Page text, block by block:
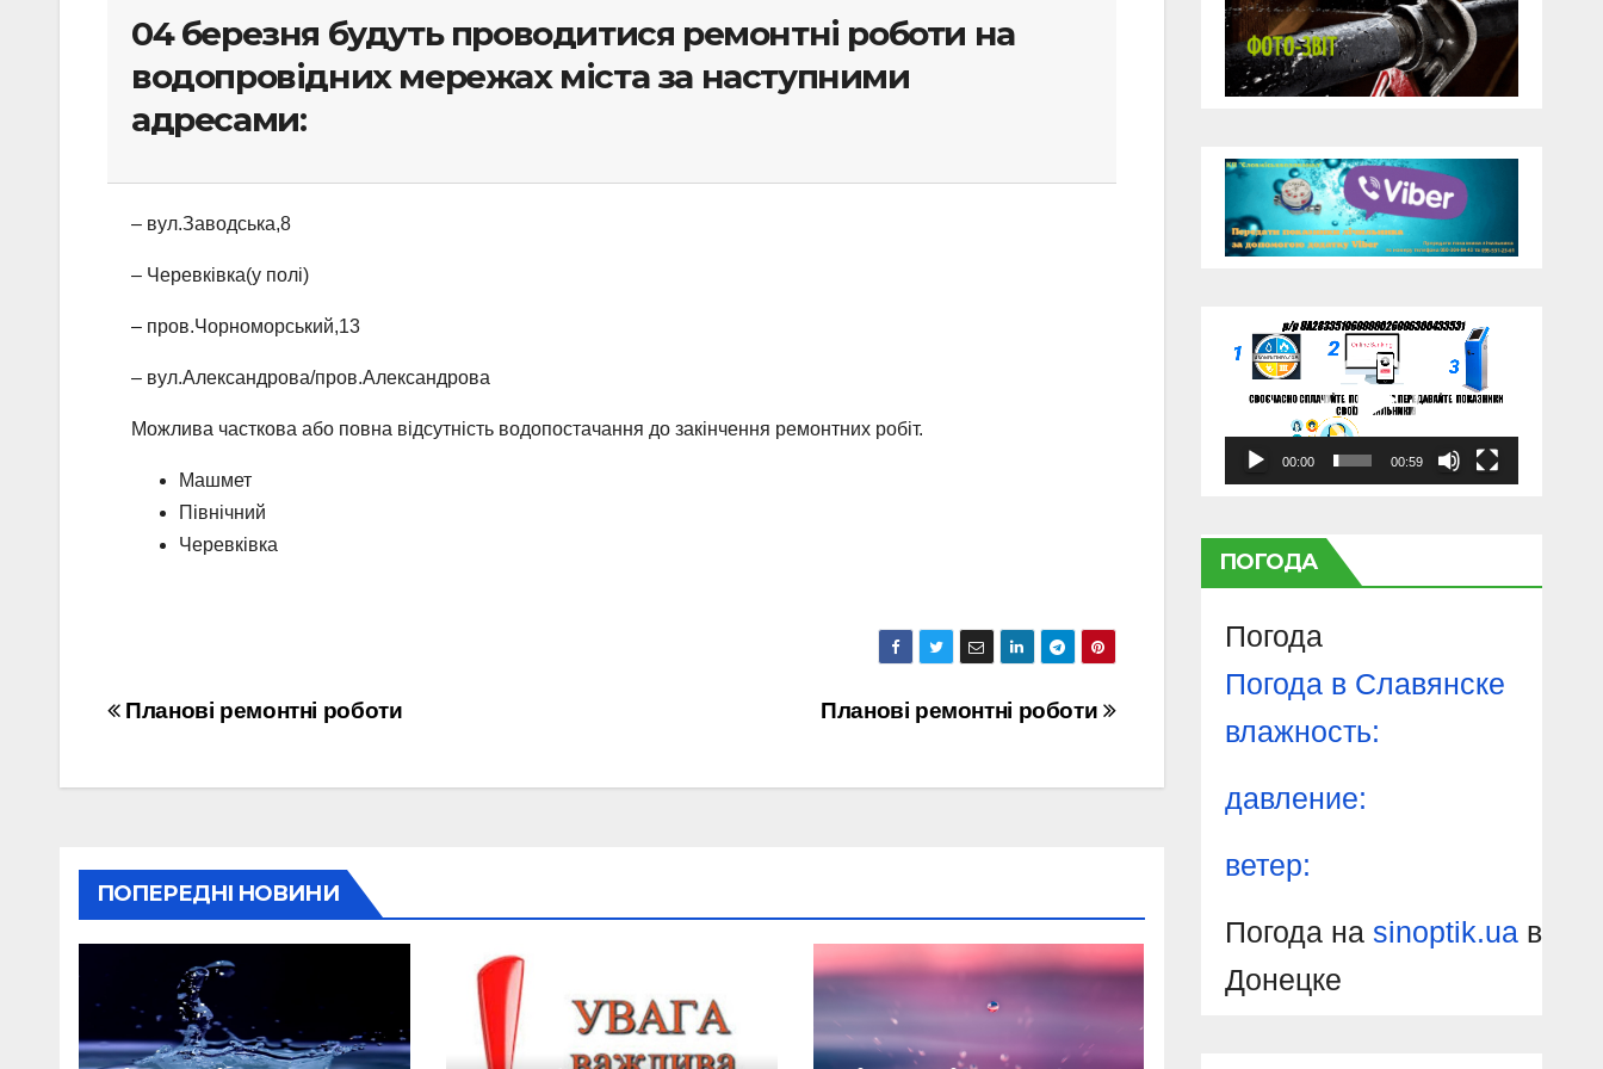
04 березня будуть проводитися ремонтні роботи на
водопровідних мережах міста за наступними
адресами:
– вул.Заводська,8
– Черевківка(у полі)
– пров.Чорноморський,13
– вул.Александрова/пров.Александрова
Можлива часткова або повна відсутність водопостачання до закінчення ремонтних робіт.
Машмет
Північний
Черевківка
Навігація
Планові ремонтні роботи
Планові ремонтні роботи
ПОПЕРЕДНІ НОВИНИ
Відеопрогравач
00:00 00:59
ПОГОДА
Погода
Погода в Славянске
влажность:
давление:
ветер:
Погода на sinoptik.uaв
Донецке